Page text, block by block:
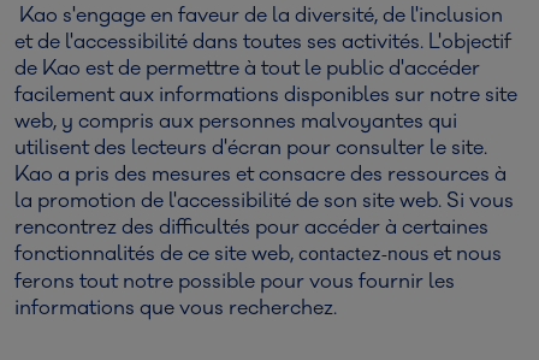
Kao s'engage en faveur de la diversité, de l'inclusion
et de l'accessibilité dans toutes ses activités. L'objectif
de Kao est de permettre à tout le public d'accéder
facilement aux informations disponibles sur notre site
web, y compris aux personnes malvoyantes qui
utilisent des lecteurs d'écran pour consulter le site.
Kao a pris des mesures et consacre des ressources à
la promotion de l'accessibilité de son site web. Si vous
rencontrez des difficultés pour accéder à certaines
fonctionnalités de ce site web, contactez-nous et nous
ferons tout notre possible pour vous fournir les
informations que vous recherchez.